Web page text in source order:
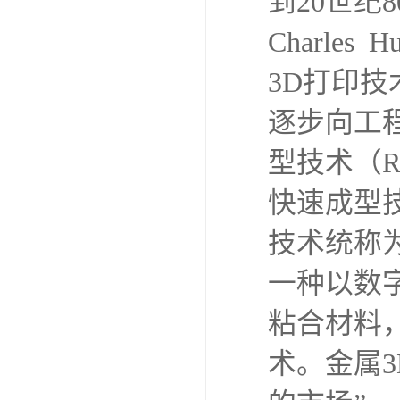
Charles
3D打印技
逐步向工
型技术（
快速成型
技术统称
一种以数
粘合材料
术。金属